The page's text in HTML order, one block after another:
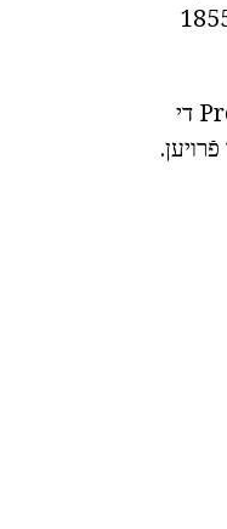
... אין 1837, די ינסטיטושאַן איז געווארן די יתום אינסטיטוט, און אין 1855
שוין דורך 1903 די היגהער וואָמען ס פּעדאַגאָגיקאַל אינסטיטוט איז געגרינדעט, וואָס Produced די